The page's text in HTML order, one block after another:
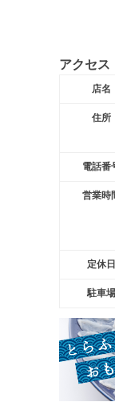
アクセス
店名
住所
電話番
営業時
定休日
駐車場